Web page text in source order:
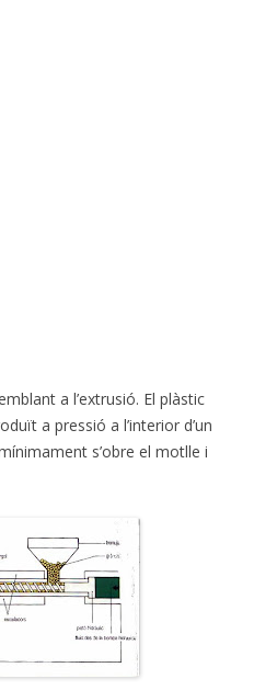
a l’extrusió. El plàstic
a pressió a l’interior d’un
s’obre el motlle i